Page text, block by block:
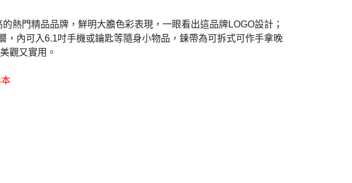
熱門精品品牌，鮮明大膽色彩表現，一眼看出這品牌LOGO設計；
，內可入6.1吋手機或鑰匙等隨身小物品，鍊帶為可拆式可作手拿晚
觀又實用。